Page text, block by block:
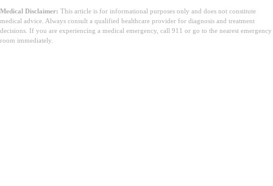
Medical Disclaimer: This article is for informational purposes only and does not constitute
medical advice. Always consult a qualified healthcare provider for diagnosis and treatment
decisions. If you are experiencing a medical emergency, call 911 or go to the nearest emergency
room immediately.